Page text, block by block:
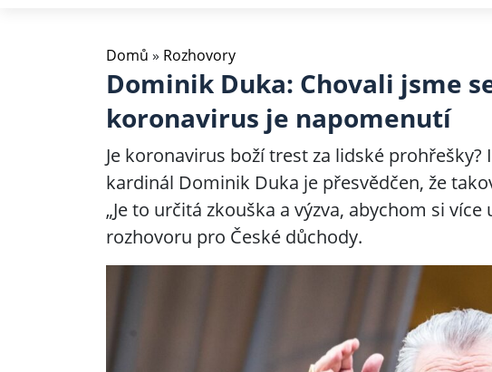
Domů » Rozhovory
Dominik Duka: Chovali jsme
koronavirus je napomenutí
Je koronavirus boží trest za lidské prohřešky?
kardinál Dominik Duka je přesvědčen, že
„Je to určitá zkouška a výzva, abychom si
rozhovoru pro České důchody.